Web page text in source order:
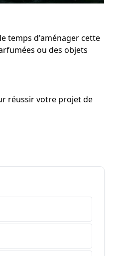
temps d'aménager cette
ou des objets
réussir votre projet de